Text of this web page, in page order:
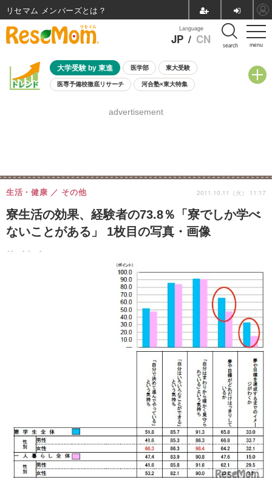
menu
Language
JP / CN search
大学受験 by 東進 医学部 東大受験
医専予備校徹底リサーチ 河合塾×東大特集
8月開催学校説明会・相談会
advertisement
寮生活の効果、経験者の73.8％「寮でしか学べ
ないことがある」 1枚目の写真・画像
生活・健康 その他 2011.10.11（火） 11:17
リセマム メンバーズ